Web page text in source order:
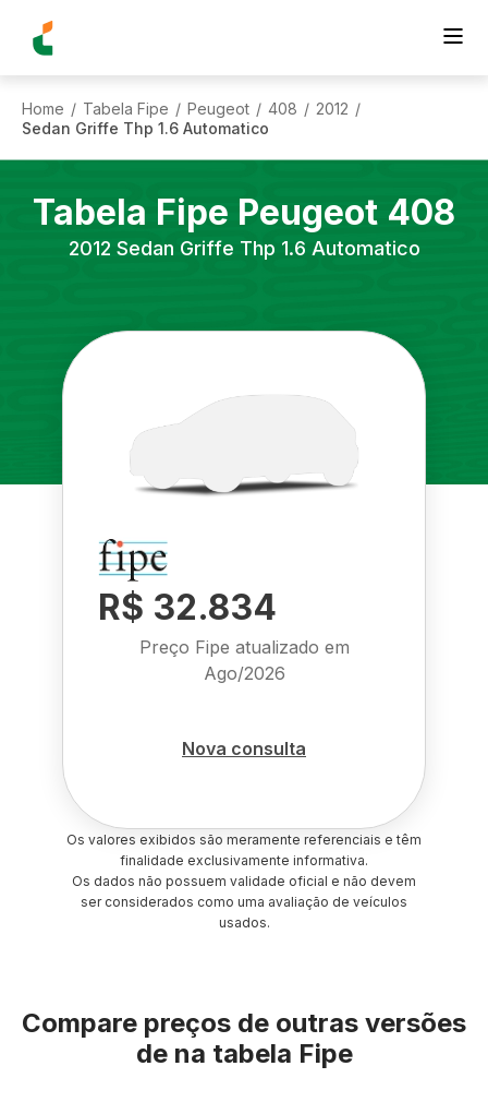
Home / Tabela Fipe / Peugeot / 408 / 2012 /
Sedan Griffe Thp 1.6 Automatico
Tabela Fipe Peugeot 408
2012 Sedan Griffe Thp 1.6 Automatico
R$ 32.834
Preço Fipe atualizado em
Ago/2026
Nova consulta
Os valores exibidos são meramente referenciais e têm
finalidade exclusivamente informativa.
Os dados não possuem validade oficial e não devem
ser considerados como uma avaliação de veículos
usados.
Compare preços de outras versões
de na tabela Fipe